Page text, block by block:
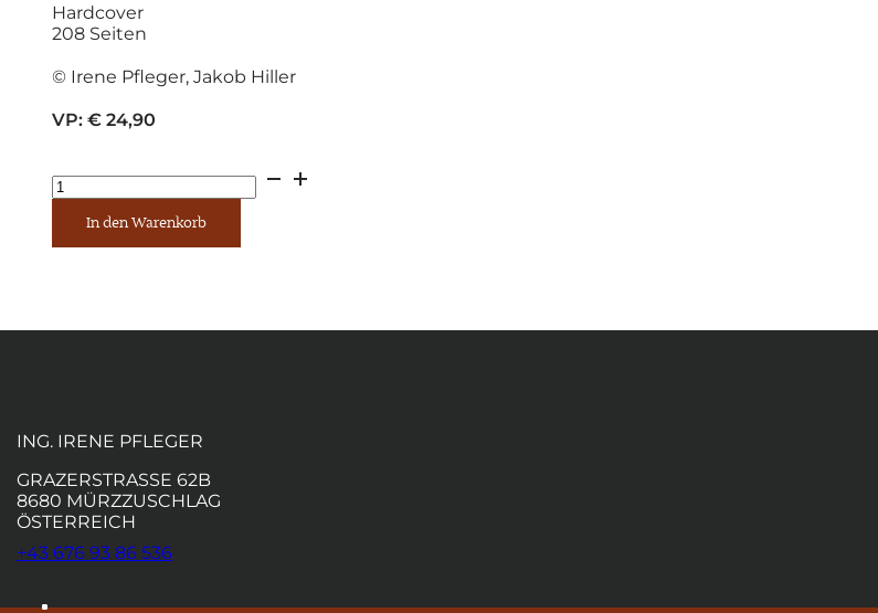
Hardcover
208 Seiten
© Irene Pfleger, Jakob Hiller
VP: € 24,90
Rosegger
Heitere
Geschichten
In den Warenkorb
ING. IRENE PFLEGER
GRAZERSTRASSE 62B
8680 MÜRZZUSCHLAG
ÖSTERREICH
+43 676 93 86 536